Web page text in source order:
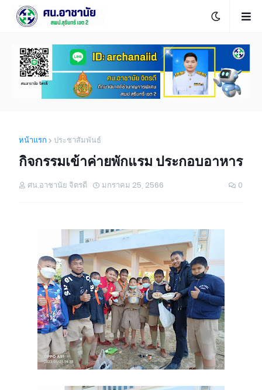
หน้าแรก ประชาสัมพันธ์
กิจกรรมเข้าค่ายพักแรม ประกอบอาหาร
ศน.อาชานัย จิตรดี มกราคม 25, 2566 0